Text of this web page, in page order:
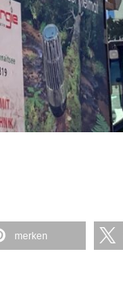
merken